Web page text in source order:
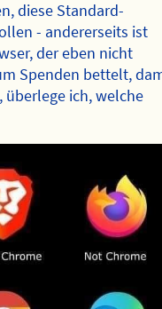
diese Standard-
- andererseits ist
der eben nicht
Spenden bettelt,
überlege ich, welche